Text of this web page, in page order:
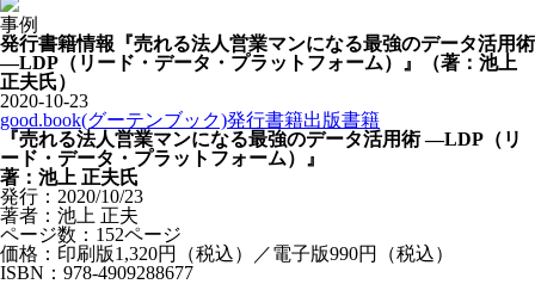
事例
発行書籍情報『売れる法人営業マンになる最強のデータ活用術
―LDP（リード・データ・プラットフォーム）』（著：池上
正夫氏）
2020-10-23
good.book(グーテンブック)発行書籍出版書籍
『売れる法人営業マンになる最強のデータ活用術 ―LDP（リ
ード・データ・プラットフォーム）』
著：池上 正夫氏
発行：2020/10/23
著者：池上 正夫
ページ数：152ページ
価格：印刷版1,320円（税込）／電子版990円（税込）
ISBN：978-4909288677